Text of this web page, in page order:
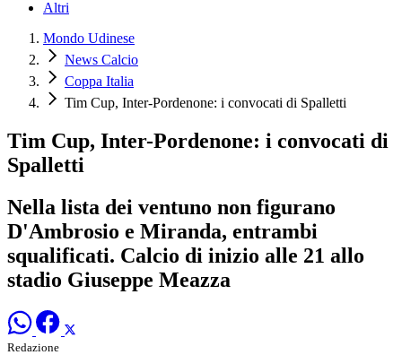
Altri
Mondo Udinese
News Calcio
Coppa Italia
Tim Cup, Inter-Pordenone: i convocati di Spalletti
Tim Cup, Inter-Pordenone: i convocati di
Spalletti
Nella lista dei ventuno non figurano
D'Ambrosio e Miranda, entrambi
squalificati. Calcio di inizio alle 21 allo
stadio Giuseppe Meazza
Redazione